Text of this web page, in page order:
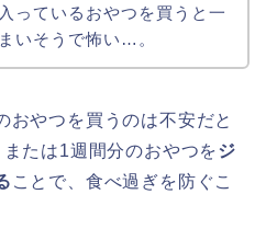
っているおやつを買うと一
いそうで怖い…。
おやつを買うのは不安だと
たは1週間分のおやつをジ
ことで、食べ過ぎを防ぐこ